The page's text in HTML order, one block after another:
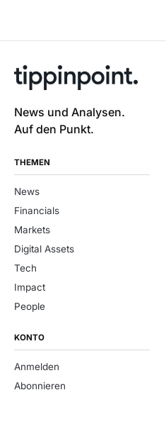
News und Analysen.
Auf den Punkt.
THEMEN
News
Financials
Markets
Digital Assets
Tech
Impact
People
KONTO
Anmelden
Abonnieren